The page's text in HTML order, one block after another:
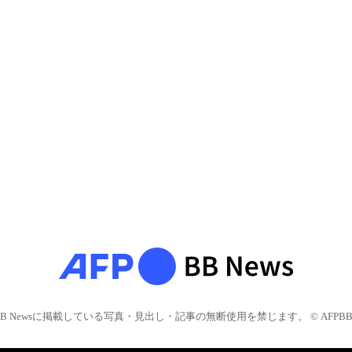
Newsに掲載している写真・見出し・記事の無断使用を禁じます。 © AFPBB